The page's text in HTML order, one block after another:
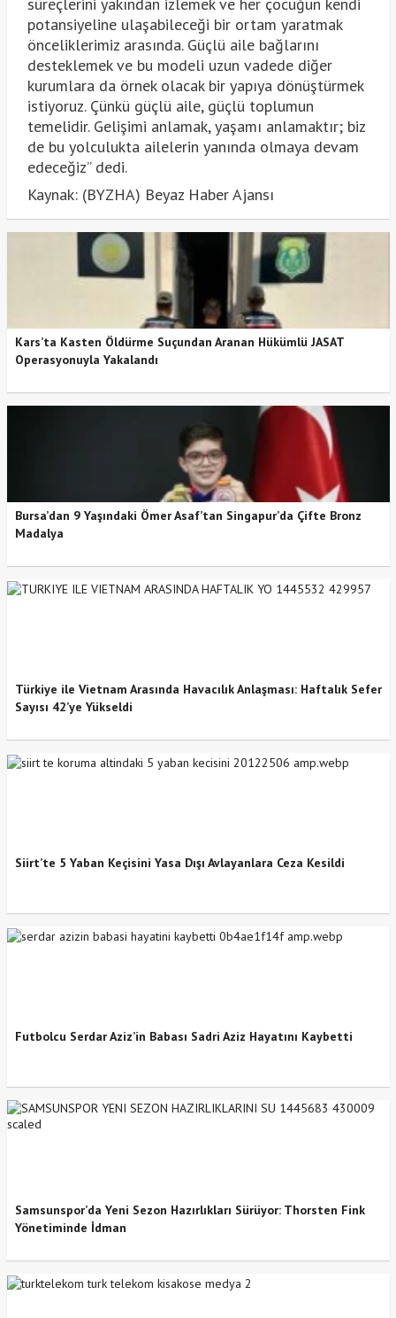
süreçlerini yakından izlemek ve her çocuğun kendi
potansiyeline ulaşabileceği bir ortam yaratmak
önceliklerimiz arasında. Güçlü aile bağlarını
desteklemek ve bu modeli uzun vadede diğer
kurumlara da örnek olacak bir yapıya dönüştürmek
istiyoruz. Çünkü güçlü aile, güçlü toplumun
temelidir. Gelişimi anlamak, yaşamı anlamaktır; biz
de bu yolculukta ailelerin yanında olmaya devam
edeceğiz” dedi.
Kaynak: (BYZHA) Beyaz Haber Ajansı
Kars’ta Kasten Öldürme Suçundan Aranan Hükümlü JASAT
Operasyonuyla Yakalandı
Bursa’dan 9 Yaşındaki Ömer Asaf’tan Singapur’da Çifte Bronz
Madalya
Türkiye ile Vietnam Arasında Havacılık Anlaşması: Haftalık Sefer
Sayısı 42’ye Yükseldi
Siirt’te 5 Yaban Keçisini Yasa Dışı Avlayanlara Ceza Kesildi
Futbolcu Serdar Aziz’in Babası Sadri Aziz Hayatını Kaybetti
Samsunspor’da Yeni Sezon Hazırlıkları Sürüyor: Thorsten Fink
Yönetiminde İdman